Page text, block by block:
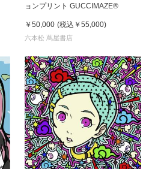
ョンプリント GUCCIMAZE®
￥50,000 (税込 ￥55,000)
六本松 蔦屋書店